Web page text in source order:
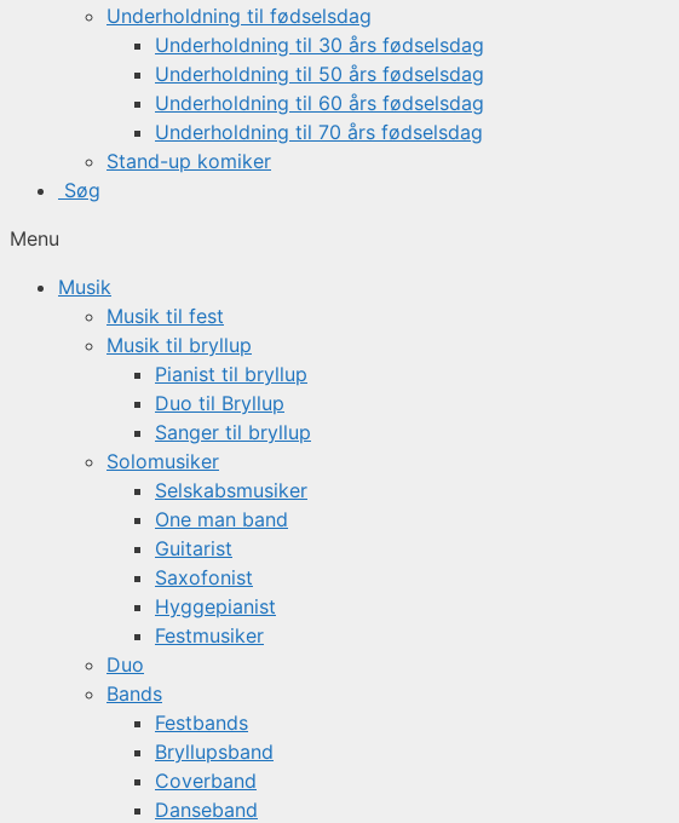
Underholdning til fødselsdag
Underholdning til 30 års fødselsdag
Underholdning til 50 års fødselsdag
Underholdning til 60 års fødselsdag
Underholdning til 70 års fødselsdag
Stand-up komiker
Søg
Menu
Musik
Musik til fest
Musik til bryllup
Pianist til bryllup
Duo til Bryllup
Sanger til bryllup
Solomusiker
Selskabsmusiker
One man band
Guitarist
Saxofonist
Hyggepianist
Festmusiker
Duo
Bands
Festbands
Bryllupsband
Coverband
Danseband